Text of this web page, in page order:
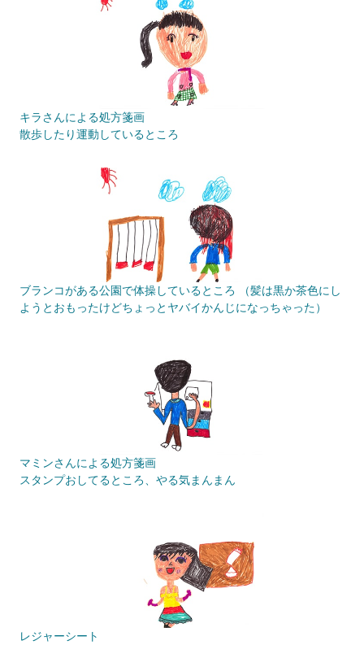
キラさんによる処方箋画
散歩したり運動しているところ
ブランコがある公園で体操しているところ （髪は黒か茶色にし
ようとおもったけどちょっとヤバイかんじになっちゃった）
マミンさんによる処方箋画
スタンプおしてるところ、やる気まんまん
レジャーシート